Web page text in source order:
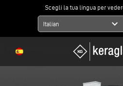
Scegli la tua lingua per
Italian expand_more